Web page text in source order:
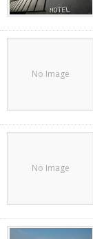
No Image
No Image